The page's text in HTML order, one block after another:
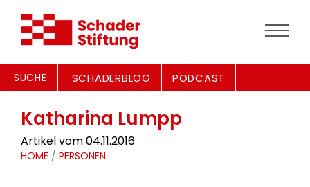
SUCHE SCHADERBLOG PODCAST
Katharina Lumpp
Artikel vom 04.11.2016
HOME / PERSONEN